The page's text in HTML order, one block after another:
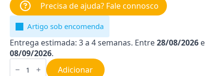
Precisa de ajuda? Fale connosco
Artigo sob encomenda
Entrega estimada: 3 a 4 semanas. Entre28/08/2026 e
08/09/2026.
Quantidade
de Adicionar